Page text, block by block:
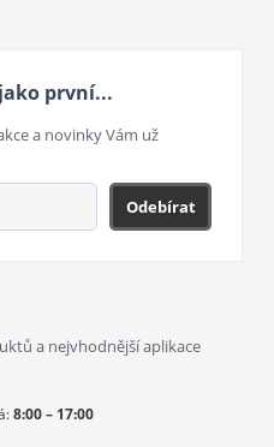
první...
a novinky Vám už
Odebírat
a nejvhodnější aplikace
8:00 – 17:00